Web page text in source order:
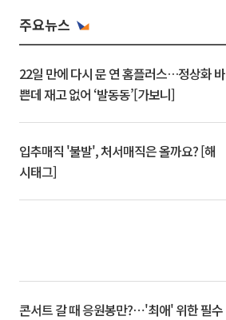
주요뉴스
22일 만에 다시 문 연 홈플러스…정상화 바
쁜데 재고 없어 ‘발동동’[가보니]
입추매직 '불발', 처서매직은 올까요? [해
시태그]
콘서트 갈 때 응원봉만?⋯'최애' 위한 필수